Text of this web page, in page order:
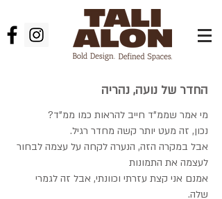
החדר של נועה, נהריה
מי אמר שממ"ד חייב להראות כמו ממ"ד?
נכון, זה מעט יותר קשה מחדר רגיל.
אבל במקרה הזה, הנערה לקחה על עצמה לבחור
לעצמה את התמונות
אמנם אני קצת עזרתי וכוונתי, אבל זה לגמרי
שלה.